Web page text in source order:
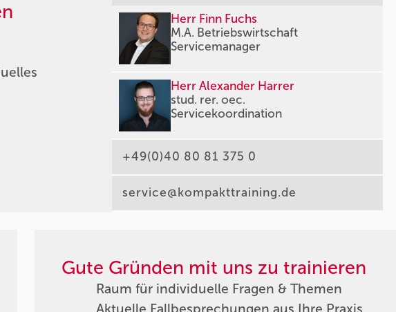
Herr Finn Fuchs
M.A. Betriebswirtschaft
Servicemanager
Herr Alexander Harrer
stud. rer. oec.
Servicekoordination
+49(0)40 80 81 375 0
service@kompakttraining.de
Gute Gründen mit uns zu trainieren
Raum für individuelle Fragen & Themen
Aktuelle Fallbesprechungen aus Ihre Praxis